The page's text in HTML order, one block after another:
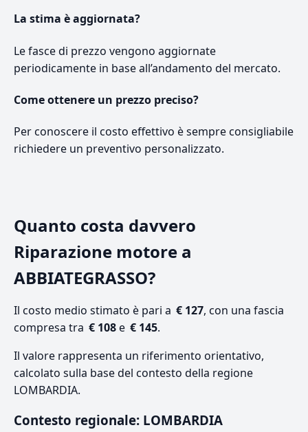
La stima è aggiornata?
Le fasce di prezzo vengono aggiornate
periodicamente in base all’andamento del mercato.
Come ottenere un prezzo preciso?
Per conoscere il costo effettivo è sempre consigliabile
richiedere un preventivo personalizzato.
Quanto costa davvero
Riparazione motore a
ABBIATEGRASSO?
Il costo medio stimato è pari a € 127, con una fascia
compresa tra € 108e € 145.
Il valore rappresenta un riferimento orientativo,
calcolato sulla base del contesto della regione
LOMBARDIA.
Contesto regionale: LOMBARDIA